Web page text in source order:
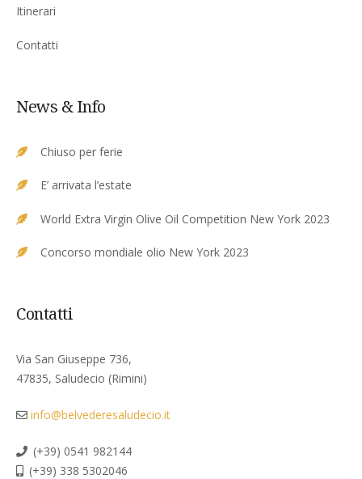
Itinerari
Contatti
News & Info
Chiuso per ferie
E’ arrivata l’estate
World Extra Virgin Olive Oil Competition New York 2023
Concorso mondiale olio New York 2023
Contatti
Via San Giuseppe 736,
47835, Saludecio (Rimini)
info@belvederesaludecio.it
(+39) 0541 982144
(+39) 338 5302046